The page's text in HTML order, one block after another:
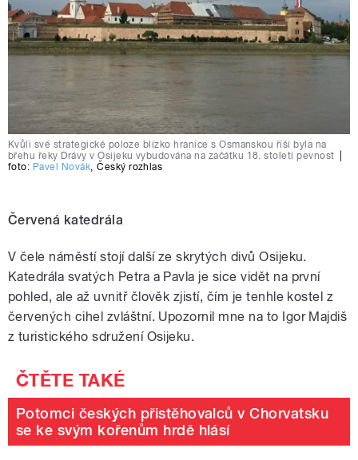
Kvůli své strategické poloze blízko hranice s Osmanskou říší byla na
břehu řeky Drávy v Osijeku vybudována na začátku 18. století pevnost
foto: Pavel Novák ,Český rozhlas
Červená katedrála
V čele náměstí stojí další ze skrytých divů Osijeku.
Katedrála svatých Petra a Pavla je sice vidět na první
pohled, ale až uvnitř člověk zjistí, čím je tenhle kostel z
červených cihel zvláštní. Upozornil mne na to Igor Majdiš
z turistického sdružení Osijeku.
Potomci českých přistěhovalců v Chorvatsku
se ke svým kořenům hrdě hlásí